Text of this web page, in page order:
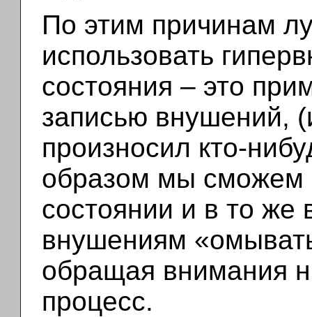
По этим причинам
использовать
состояния – это
записью внушений,
произносил кто-
образом мы сможем
состоянии и в то же
внушениям
обращая внимания
процесс.